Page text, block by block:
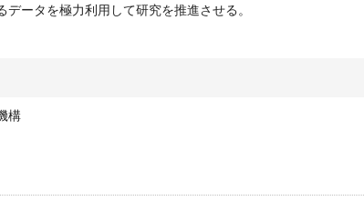
ータを極力利用して研究を推進させる。
構